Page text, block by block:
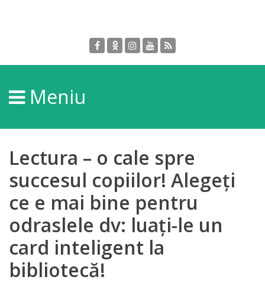
DGPDC
Informații
despre
Subdiviziuni/Servicii
Structura
Strategia
Orarul
Meniu
Lectura – o cale spre
succesul copiilor! Alegeți
ce e mai bine pentru
odraslele dv: luați-le un
card inteligent la
bibliotecă!